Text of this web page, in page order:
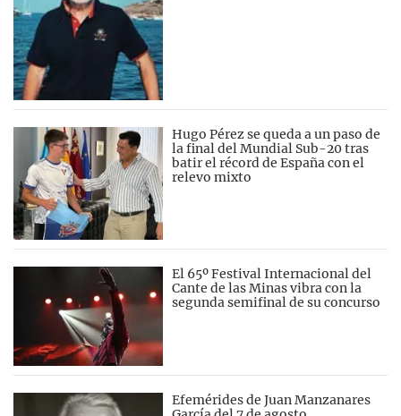
Hugo Pérez se queda a un paso de
la final del Mundial Sub-20 tras
batir el récord de España con el
relevo mixto
El 65º Festival Internacional del
Cante de las Minas vibra con la
segunda semifinal de su concurso
Efemérides de Juan Manzanares